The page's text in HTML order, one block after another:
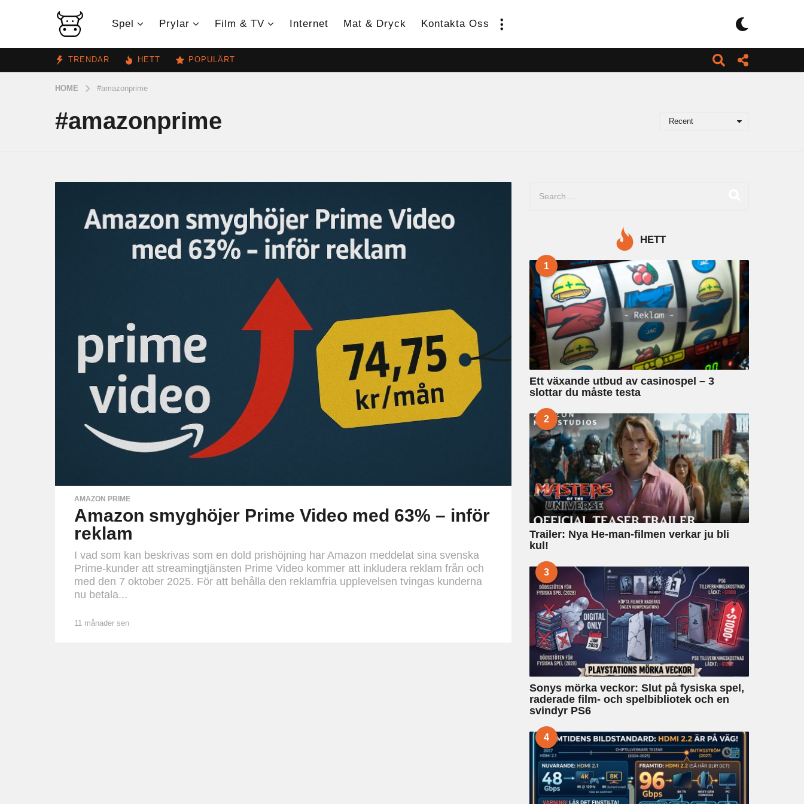
Spel Prylar Film & TV Internet Mat & Dryck Kontakta Oss
TRENDAR HETT POPULÄRT
HOME #amazonprime
#amazonprime Recent
AMAZON PRIME
Amazon smyghöjer Prime Video med 63% – inför
reklam
I vad som kan beskrivas som en dold prishöjning har Amazon meddelat sina svenska
Prime-kunder att streamingtjänsten Prime Video kommer att inkludera reklam från och
med den 7 oktober 2025. För att behålla den reklamfria upplevelsen tvingas kunderna
nu betala...
11 månader sen
o
:
HETT
1
Ett växande utbud av casinospel – 3
slottar du måste testa
2
Trailer: Nya He-man-filmen verkar ju bli
kul!
3
Sonys mörka veckor: Slut på fysiska spel,
raderade film- och spelbibliotek och en
svindyr PS6
4